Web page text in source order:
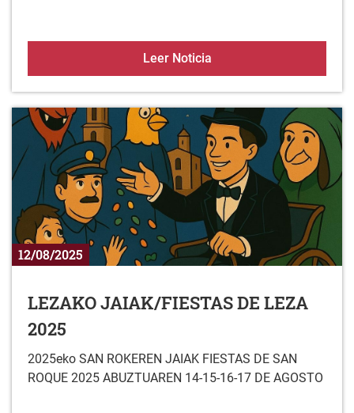
Leer Noticia30ª FIESTA DE LA
12/08/2025
LEZAKO JAIAK/FIESTAS DE LEZA
2025
2025eko SAN ROKEREN JAIAK FIESTAS DE SAN
ROQUE 2025 ABUZTUAREN 14-15-16-17 DE AGOSTO